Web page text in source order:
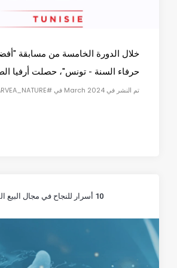
خلال الدورة الخامسة من مسابقة
حرفاء السنة - تونس"، حصلت أرفيا
تم النشر في March 2024 في #ARVEA_NATURE
10 أسرار للنجاح في مجال البيع المتعدد المستويات